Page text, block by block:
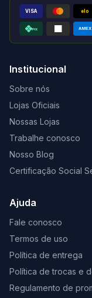
VISA elo
PIX AMEX
Institucional
Sobre nós
Lojas Oficiais
Nossas Lojas
Trabalhe conosco
Nosso Blog
Certificação Social
Ajuda
Fale conosco
Termos de uso
Política de entrega
Política de trocas e
Regulamento de